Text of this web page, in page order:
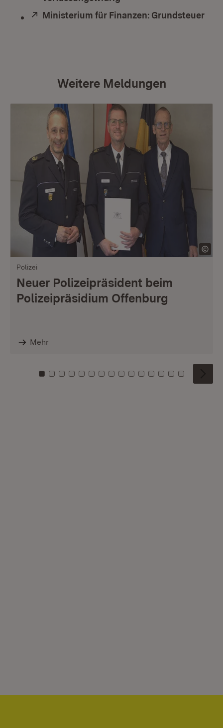
Extern:
Ministerium für Finanzen: Grundsteuer
Weitere Meldungen
Polizei
Neuer Polizeipräsident beim
Polizeipräsidium Offenburg
Mehr
Zu Kachel: 0
Zu Kachel: 1
Zu Kachel: 2
Zu Kachel: 3
Zu Kachel: 4
Zu Kachel: 5
Zu Kachel: 6
Zu Kachel: 7
Zu Kachel: 8
Zu Kachel: 9
Zu Kachel: 10
Zu Kachel: 11
Zu Kachel: 12
Zu Kachel:
Zu